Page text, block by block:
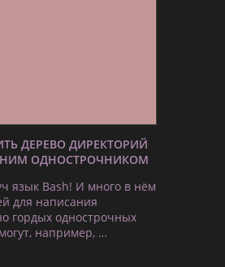
ДЕРЕВО ДИРЕКТОРИЙ
ОДНОСТРОЧНИКОМ
язык Bash! И много в нём
для написания
гордых однострочных
например, …